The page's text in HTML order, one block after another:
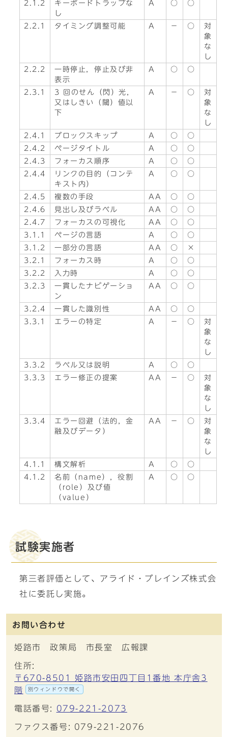
2.1.2
キーボードトラップな
し
A ○ ○
2.2.1 タイミング調整可能 A － ○
対
象
な
し
2.2.2
一時停止，停止及び非
表示
A ○ ○
2.3.1
3 回のせん（閃）光，
又はしきい（閾）値以
下
A － ○
対
象
な
し
2.4.1
ブロックスキップ A ○
○
2.4.2
ページタイトル A ○
○
2.4.3
フォーカス順序 A ○
○
2.4.4
リンクの目的（コンテ
キスト内）
A ○ ○
2.4.5 複数の手段 AA ○
○
2.4.6
見出し及びラベル AA ○
○
2.4.7
フォーカスの可視化 AA ○
○
3.1.1
ページの言語 A ○
○
3.1.2
一部分の言語 AA ○
×
3.2.1
フォーカス時 A ○
○
3.2.2
入力時 A ○
○
3.2.3
一貫したナビゲーショ
ン
AA ○ ○
3.2.4 一貫した識別性 AA ○
○
3.3.1
エラーの特定 A － ○
対
象
な
し
3.3.2
ラベル又は説明 A ○
○
3.3.3
エラー修正の提案 AA － ○
対
象
な
し
3.3.4
エラー回避（法的，金
融及びデータ）
AA － ○
対
象
な
し
4.1.1
構文解析 A ○
○
4.1.2
名前（name），役割
（role）及び値
（value）
A ○ ○
試験実施者
第三者評価として、アライド・ブレインズ株式会
社に委託し実施。
お問い合わせ
姫路市 政策局 市長室 広報課
住所:
〒670-8501 姫路市安田四丁目1番地 本庁舎3
階
別ウィンドウで開く
電話番号: 079-221-2073
ファクス番号: 079-221-2076